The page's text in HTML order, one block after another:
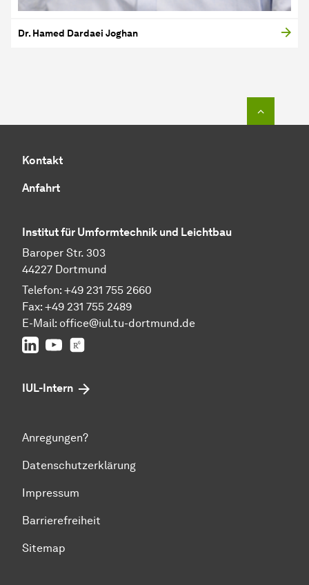
Dr. Hamed Dardaei Joghan
Kontakt
Anfahrt
Institut für Umformtechnik und Leichtbau
Baroper Str. 303
44227 Dortmund
Telefon: +49 231 755 2660
Fax: +49 231 755 2489
E-Mail: office@iul.tu-dortmund.de
LinkedIn
Youtube
IUL-Intern
Anregungen?
Datenschutzerklärung
Impressum
Barrierefreiheit
Sitemap